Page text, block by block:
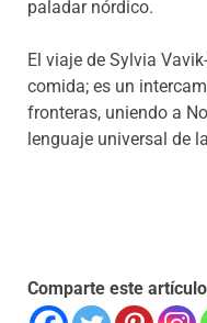
paladar nórdico.
El viaje de Sylvia
comida; es un
fronteras, uniendo a
lenguaje universal de
Comparte este